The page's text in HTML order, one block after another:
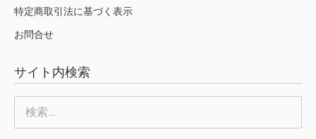
特定商取引法に基づく表示
お問合せ
サイト内検索
索: